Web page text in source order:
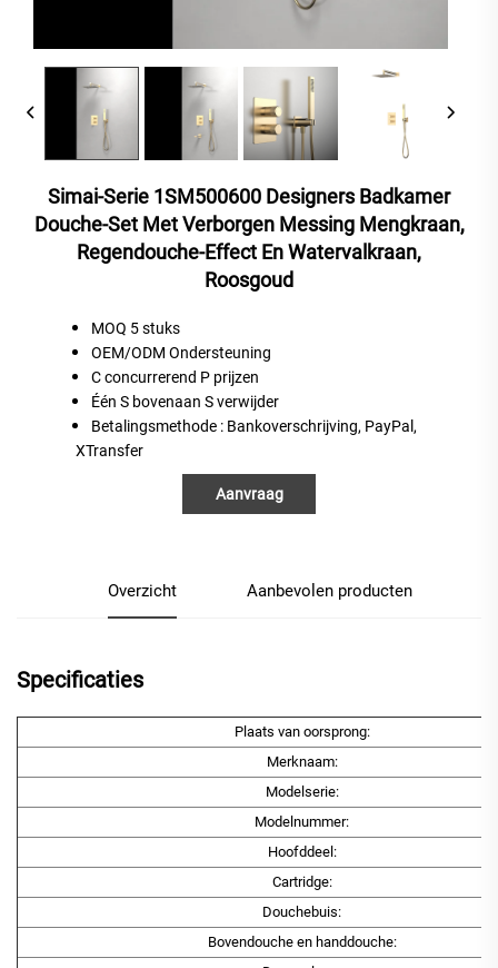
Simai-Serie 1SM500600 Designers Badkamer
Douche-Set Met Verborgen Messing Mengkraan,
Regendouche-Effect En Watervalkraan,
Roosgoud
MOQ 5 stuks
OEM/ODM Ondersteuning
Cconcurrerend P prijzen
Één S bovenaan Sverwijder
Betalingsmethode : Bankoverschrijving, PayPal,
XTransfer
Aanvraag
Overzicht Aanbevolen producten
Specificaties
Plaats van oorsprong:
Merknaam:
Modelserie:
Modelnummer:
Hoofddeel:
Cartridge:
Douchebuis:
Bovendouche en handdouche: